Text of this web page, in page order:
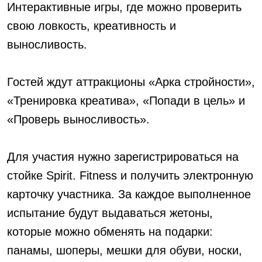
Интерактивные игры, где можно проверить
свою ловкость, креативность и
выносливость.
Гостей ждут аттракционы «Арка стройности»,
«Тренировка креатива», «Попади в цель» и
«Проверь выносливость».
Для участия нужно зарегистрироваться на
стойке Spirit. Fitness и получить электронную
карточку участника. За каждое выполненное
испытание будут выдаваться жетоны,
которые можно обменять на подарки:
панамы, шоперы, мешки для обуви, носки,